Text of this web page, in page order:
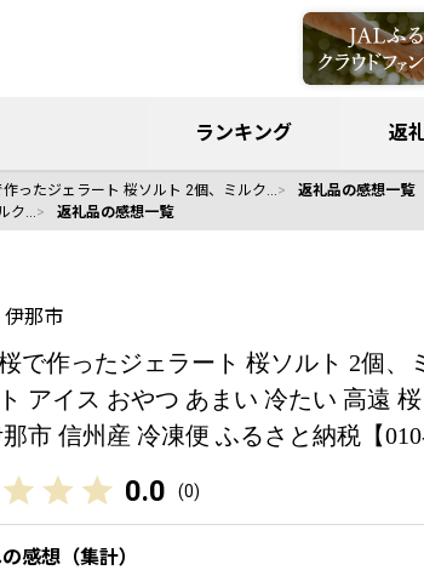
ランキング 返
ったジェラート 桜ソルト 2個、ミルク…
返礼品の感想一覧
ク… 返礼品の感想一覧
伊那市
で作ったジェラート 桜ソルト 2個、
アイス おやつ あまい 冷たい 高遠
市 信州産 冷凍便 ふるさと納税【010-
0.0 (0)
感想（集計）